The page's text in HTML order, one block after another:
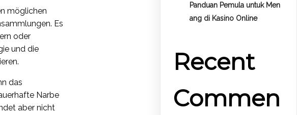
möglichen
Es
oder
und die
das
Narbe
aber nicht
Panduan Pemula untuk Men
ang di Kasino Online
Recent
Commen